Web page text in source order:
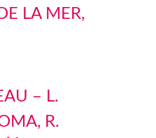
LA MER,
– L.
R.